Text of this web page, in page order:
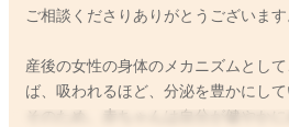
ご相談くださりありがとうございます
産後の女性の身体のメカニズムとし
ば、吸われるほど、分泌を豊かにして
そのため、赤ちゃんは自分が健やか